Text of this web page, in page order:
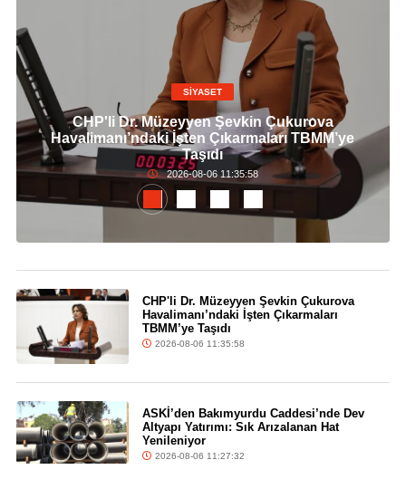
SİYASET
CHP'li Dr. Müzeyyen Şevkin Çukurova
Havalimanı’ndaki İşten Çıkarmaları TBMM’ye
Taşıdı
2026-08-06 11:35:58
CHP'li Dr. Müzeyyen Şevkin Çukurova
Havalimanı’ndaki İşten Çıkarmaları
TBMM’ye Taşıdı
2026-08-06 11:35:58
ASKİ’den Bakımyurdu Caddesi’nde Dev
Altyapı Yatırımı: Sık Arızalanan Hat
Yenileniyor
2026-08-06 11:27:32